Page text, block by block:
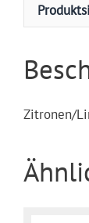
Zitronen/